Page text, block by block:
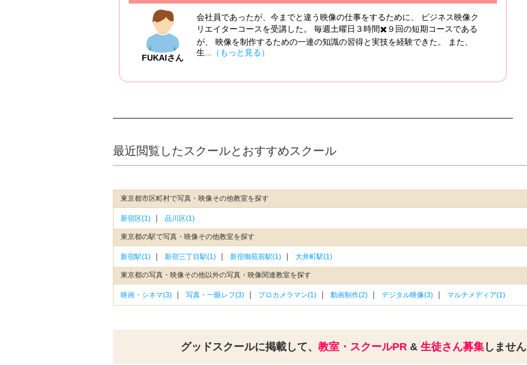
FUKAIさん
会社員であったが、今までと違う映像の仕事をするために、 ビジネス映像ク
リエイターコースを受講した。 毎週土曜日３時間✖️９回の短期コースである
が、 映像を制作するための一連の知識の習得と実技を経験できた。 また、
生...
（もっと見る）
最近閲覧したスクールとおすすめスクール
東京都市区町村で写真・映像その他教室を探す
新宿区(1) 品川区(1)
東京都の駅で写真・映像その他教室を探す
新宿駅(1) 新宿三丁目駅(1) 新宿御苑前駅(1) 大井町駅(1)
東京都の写真・映像その他以外の写真・映像関連教室を探す
映画・シネマ(3) 写真・一眼レフ(3) プロカメラマン(1) 動画制作(2) デジタル映像(3) マルチメディア(1)
グッドスクールに掲載して、 教室・スクールPR& 生徒さん募集しませ